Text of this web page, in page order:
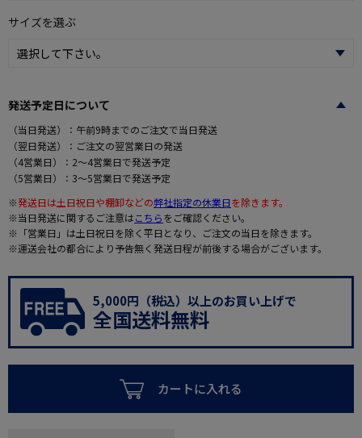
サイズを選ぶ
発送予定日について
（当日発送）：午前9時までのご注文で当日発送
（翌日発送）：ご注文の翌営業日の発送
（4営業日）：2～4営業日で発送予定
（5営業日）：3～5営業日で発送予定
※発送日は土日祝日や棚卸などの弊社指定の休業日を除きます。
※当日発送に関するご注意はこちらをご確認ください。
※「営業日」は土日祝日を除く平日となり、ご注文の当日を除きます。
※運送会社の都合により予告無く発送日程が前後する場合がございます。
5,000円（税込）以上のお買い上げで
全国送料無料
カートに入れる